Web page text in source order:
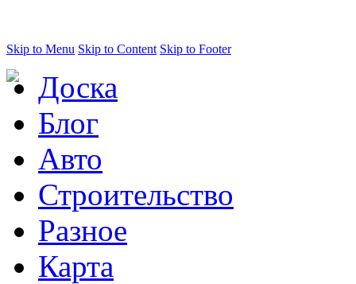
Skip to Menu Skip to Content Skip to Footer
Доска
Блог
Авто
Строительство
Разное
Карта